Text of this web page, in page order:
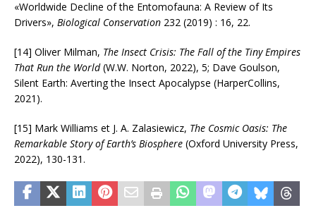
«Worldwide Decline of the Entomofauna: A Review of Its
Drivers», Biological Conservation 232 (2019) : 16, 22.
[14] Oliver Milman, The Insect Crisis: The Fall of the Tiny Empires
That Run the World(W.W. Norton, 2022), 5; Dave Goulson,
Silent Earth: Averting the Insect Apocalypse (HarperCollins,
2021).
[15] Mark Williams et J. A. Zalasiewicz, The Cosmic Oasis: The
Remarkable Story of Earth’s Biosphere (Oxford University Press,
2022), 130-131.